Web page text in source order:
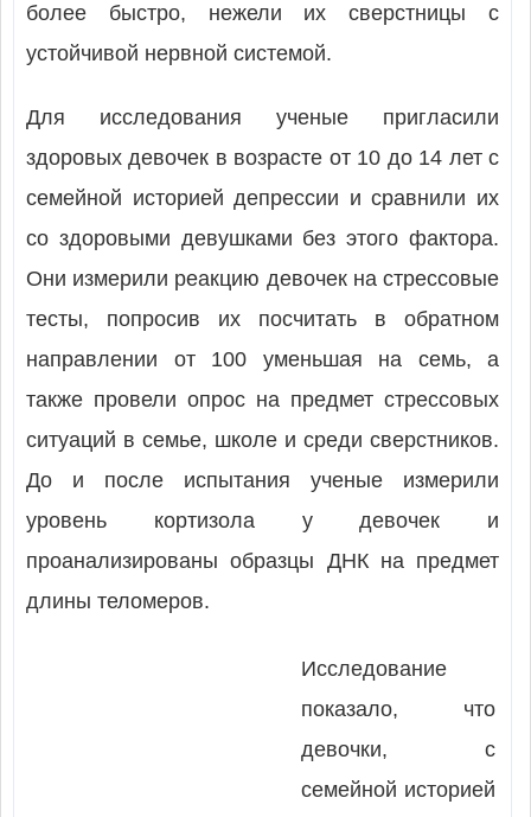
более быстро, нежели их сверстницы с
устойчивой нервной системой.
Для исследования ученые пригласили
здоровых девочек в возрасте от 10 до 14 лет с
семейной историей депрессии и сравнили их
со здоровыми девушками без этого фактора.
Они измерили реакцию девочек на стрессовые
тесты, попросив их посчитать в обратном
направлении от 100 уменьшая на семь, а
также провели опрос на предмет стрессовых
ситуаций в семье, школе и среди сверстников.
До и после испытания ученые измерили
уровень кортизола у девочек и
проанализированы образцы ДНК на предмет
длины теломеров.
Исследование
показало, что
девочки, с
семейной историей